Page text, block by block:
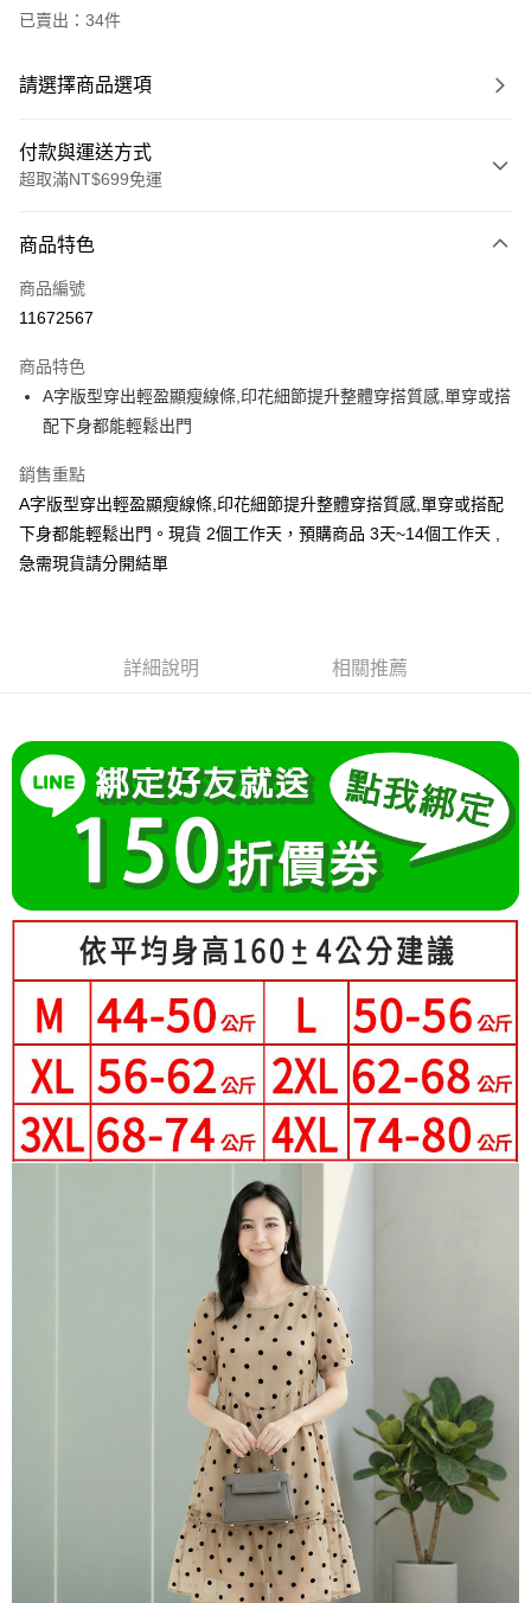
已賣出：34件
請選擇商品選項
付款與運送方式
超取滿NT$699免運
信用卡一次付款
超商取貨付款
Apple Pay
街口支付
悠遊付
Google Pay
全支付
2.付款方式選擇「大哥付你分期」，訂單成立後會自動跳轉到大哥付的交易
流程，驗證手機門號後，選擇欲分期的期數、繳款截止日，確認付款後即完
成交易。
3.實際核准額度、可分期數及費用金額請依後續交易確認頁面所載為準。
4.訂單成立30分鐘內，如未前往確認交易或遇審核未通過，訂單將自動取
消。如遇「轉專審核」未通過狀況，表示未達大哥付你分期系統評分，恕無
法說明評估內容。
1.分期款項不併入電信帳單，「大哥付你分期」於每月結算日後寄送繳費提
醒簡訊。
2.透過簡訊連結打開帳單後，可選擇「超商條碼／台灣大直營門市／銀行轉
帳／街口支付／iPASS MONEY」等通路繳費。
【注意事項】
1.本服務係由「台灣大哥大股份有限公司」（以下簡稱本公司）所提供，讓
用戶於交易時，得透過本服務購買商品或服務，並由商店將買賣／分期付款
買賣價金債權讓與本公司後，依約使用本公司帳單繳交帳款。
2.基於同意付款使用「大哥付你分期」之契約關係目的，商店將以您的個人
資料（包含姓名、電話或地址）提供予台灣大哥大進項蒐集、處理及利用，
由本公司與您本人進行分期帳單所需資料之確認、核對及更正。
3.完整用戶服務條款，請詳閱以下連結：
https://oppay.tw/userRule
相關說明
【關於「AFTEE先享後付」】
AFTEE先享後付是「在收到商品之後才付款」的支付方式。 讓您購物簡單
便利好安心！
１．簡單：不需註冊會員、不需綁卡、不需儲值。
２．便利：只要手機號碼，簡訊認證，即可結帳。
３．安心：先確認商品／服務後，再付款。
【「AFTEE先享後付」結帳流程】
１．於結帳方式選擇「AFTEE先享後付」後，將跳轉至「AFTEE先享後付」
２．訂單成立數日內，您將收到繳費通知簡訊。
３．收到繳費通知簡訊後14天內，點擊此簡訊中的連結，可透過四大超商／
ATM／網路銀行／等多元方式進行付款，方視為交易完成。
※ 請注意：結帳手續完成當下不需立刻繳費，但若您需要取消訂單，請聯絡
購買商品的店家。未經商家同意取消之訂單仍視為有效，需透過AFTEE先享
後付繳納相關費用。
※ 交易是否成功請以「AFTEE先享後付 」之結帳頁面顯示為準，若有關於
是否繳費成功／繳費後需取消欲退款等相關疑問，請聯繫「AFTEE先享後付
客戶支援中心」https://netprotections.freshdesk.com/support/home
１．透過由恩沛科技股份有限公司提供之「AFTEE先享後付」服務完成之交
易，需依本服務之必要範圍內提供個人資料，並將交易相關給付款項請求債
權轉讓予恩沛科技股份有限公司。
２．關於個人資料處理事宜，請瀏覽以下網址：
https://aftee.tw/terms/#terms3
３．未成年的使用者請事先徵得法定代理人或監護人之同意方可使用
「AFTEE先享後付」，若未經同意申辦者引起之損失，本公司不負相關責
４．使用「AFTEE先享後付」時，將依據個別帳號之用戶狀況，依本公司即
時審查核予不同之上限額度；若仍有額度不足之情形，本公司將視審查結果
５．嚴禁一人註冊多個帳號或使用他人資訊註冊。若發現惡意使用之情形，
恩沛科技股份有限公司將有權停止該用戶之使用額度並採取法律行動。
Hami Point
相關說明
「Hami Point」為中華電信所提供之點數服務，可於會員專區綁定中華電信
會員帳號後，即可在購物車使用 Hami Point 折抵消費金額 (1點等於1元)。
運送方式
全家付款取貨
每筆NT$80，滿NT$699(含以上)免運費
付款後全家取貨
每筆NT$80，滿NT$699(含以上)免運費
付款後萊爾富取貨
每筆NT$80，滿NT$699(含以上)免運費
每筆NT$80，滿NT$699(含以上)免運費
每筆NT$80，滿NT$699(含以上)免運費
每筆NT$70，滿NT$699(含以上)免運費
每筆NT$90，滿NT$699(含以上)免運費
查看運費
商品特色
商品編號
11672567
商品特色
A字版型穿出輕盈顯瘦線條,印花細節提升整體穿搭質感,單穿或搭
配下身都能輕鬆出門
銷售重點
A字版型穿出輕盈顯瘦線條,印花細節提升整體穿搭質感,單穿或搭配
下身都能輕鬆出門。現貨 2個工作天，預購商品 3天~14個工作天 ,
急需現貨請分開結單
詳細說明 相關推薦